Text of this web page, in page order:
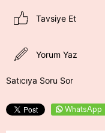
Tavsiye Et
Yorum Yaz
Satıcıya Soru Sor
WhatsApp